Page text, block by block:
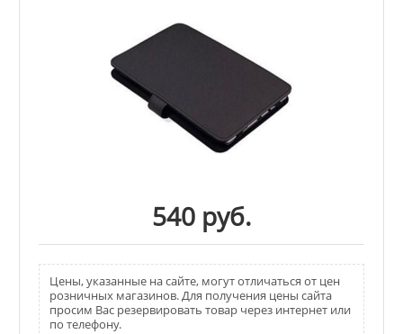
540 руб.
Цены, указанные на сайте, могут отличаться от цен
розничных магазинов. Для получения цены сайта
просим Вас резервировать товар через интернет или
по телефону.